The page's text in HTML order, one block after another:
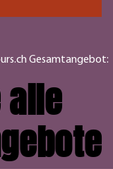
Gesamtangebot:
alle